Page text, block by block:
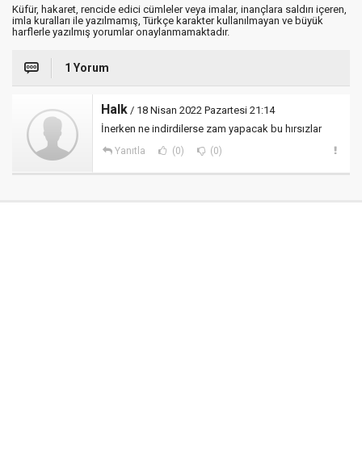
Küfür, hakaret, rencide edici cümleler veya imalar, inançlara saldırı içeren,
imla kuralları ile yazılmamış, Türkçe karakter kullanılmayan ve büyük
harflerle yazılmış yorumlar onaylanmamaktadır.
1 Yorum
Halk / 18 Nisan 2022 Pazartesi 21:14
İnerken ne indirdilerse zam yapacak bu hırsızlar
Yanıtla (0) (0)